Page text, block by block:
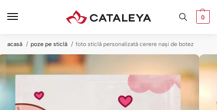
0
acasă poze pe sticlă foto sticlă personalizată cerere nași de botez